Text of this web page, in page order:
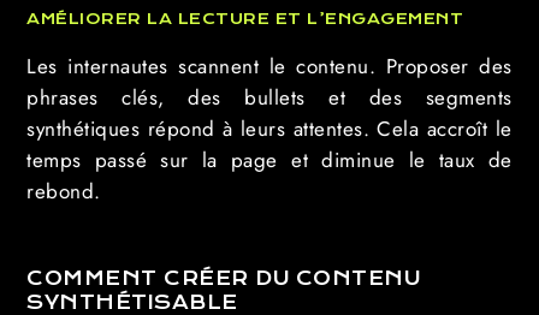
AMÉLIORER LA LECTURE ET L’ENGAGEMENT
Les internautes scannent le contenu. Proposer des
phrases clés, des bullets et des segments
synthétiques répond à leurs attentes. Cela accroît le
temps passé sur la page et diminue le taux de
rebond.
COMMENT CRÉER DU CONTENU
SYNTHÉTISABLE